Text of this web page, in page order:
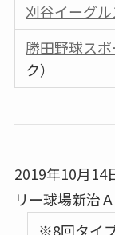
刈谷イーグル
勝田野球ス
ク）
2019年10月
リー球場新治
※8回タイ